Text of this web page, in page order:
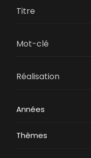
Années
Thèmes